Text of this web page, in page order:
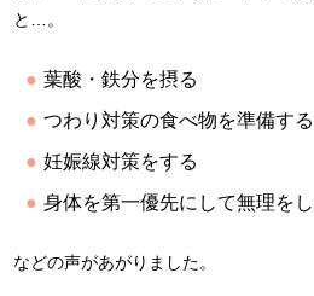
と…。
葉酸・鉄分を摂る
つわり対策の食べ物を準備する
妊娠線対策をする
身体を第一優先にして無理を
などの声があがりました。